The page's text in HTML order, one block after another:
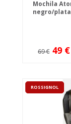
Mochila
negro/plata
69 € 49 €
ROSSIGNOL